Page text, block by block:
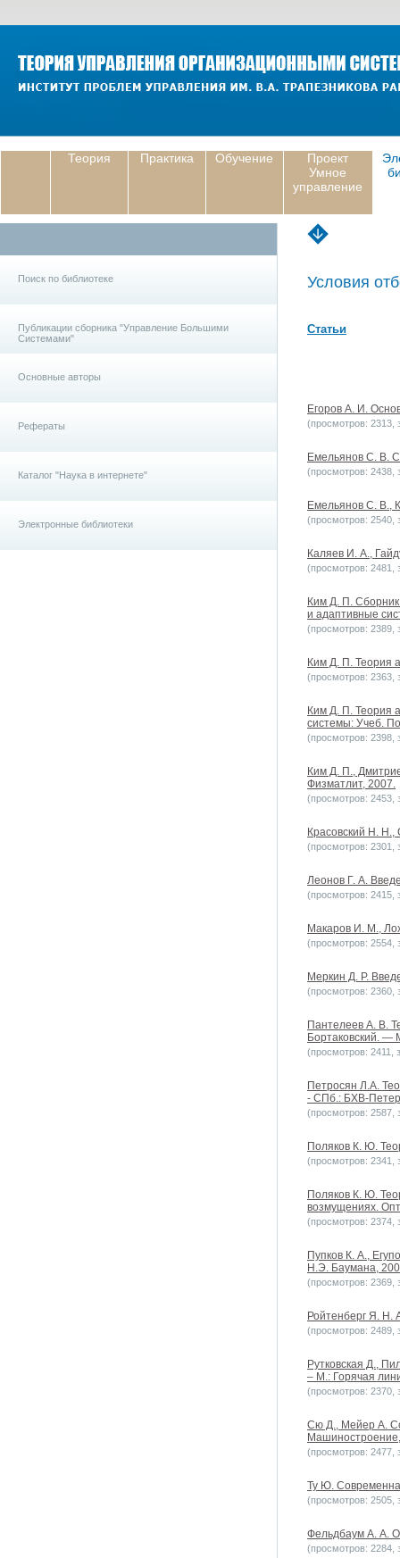
Теория Практика Обучение
Проект
Умное
управление
Поиск по библиотеке
Публикации сборника "Управление Большими
Системами"
Основные авторы
Рефераты
Каталог "Наука в интернете"
Электронные библиотеки
Условия
Статьи
Егоров А. И.
(просмотров: 2313,
Емельянов С. В.
(просмотров: 2438,
Емельянов С. В.,
(просмотров: 2540,
Каляев И. А.,
(просмотров: 2481,
Ким Д. П.
и адаптивные
(просмотров: 2389,
Ким Д. П. Теория
(просмотров: 2363,
Ким Д. П. Теория
системы: Учеб.
(просмотров: 2398,
Ким Д. П.,
Физматлит, 2007.
(просмотров: 2453,
Красовский Н.
(просмотров: 2301,
Леонов Г. А.
(просмотров: 2415,
Макаров И. М.,
(просмотров: 2554,
Меркин Д. Р.
(просмотров: 2360,
Пантелеев А. В.
Бортаковский.
(просмотров: 2411,
Петросян Л.А.
- СПб.: БХВ-
(просмотров: 2587,
Поляков К. Ю.
(просмотров: 2341,
Поляков К. Ю.
возмущениях.
(просмотров: 2374,
Пупков К. А.,
Н.Э. Баумана,
(просмотров: 2369,
Ройтенберг Я. Н.
(просмотров: 2489,
Рутковская Д.,
– М.: Горячая
(просмотров: 2370,
Сю Д., Мейер А.
(просмотров: 2477,
Ту Ю.
(просмотров: 2505,
Фельдбаум А. А.
(просмотров: 2284,